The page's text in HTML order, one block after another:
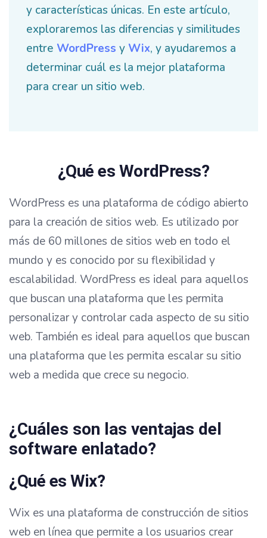
y características únicas. En este artículo,
exploraremos las diferencias y similitudes
entre WordPress y Wix, y ayudaremos a
determinar cuál es la mejor plataforma
para crear un sitio web.
¿Qué es WordPress?
WordPress es una plataforma de código abierto
para la creación de sitios web. Es utilizado por
más de 60 millones de sitios web en todo el
mundo y es conocido por su flexibilidad y
escalabilidad. WordPress es ideal para aquellos
que buscan una plataforma que les permita
personalizar y controlar cada aspecto de su sitio
web. También es ideal para aquellos que buscan
una plataforma que les permita escalar su sitio
web a medida que crece su negocio.
¿Cuáles son las ventajas del
software enlatado?
¿Qué es Wix?
Wix es una plataforma de construcción de sitios
web en línea que permite a los usuarios crear